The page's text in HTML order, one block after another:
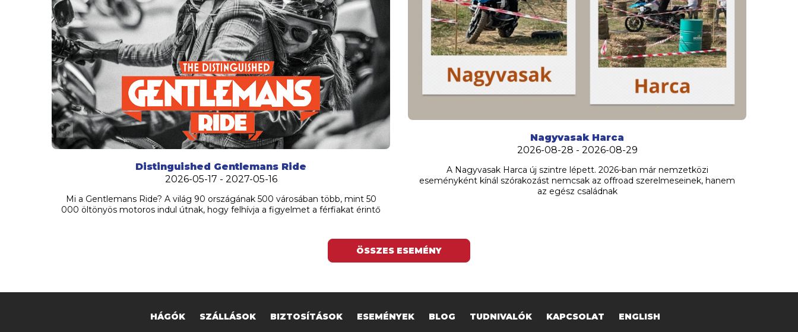
Distinguished Gentlemans Ride
2026-05-17 - 2027-05-16
Mi a Gentlemans Ride? A világ 90 országának 500 városában több, mint 50
000 öltönyös motoros indul útnak, hogy felhívja a figyelmet a férfiakat érintő
Nagyvasak Harca
2026-08-28 - 2026-08-29
A Nagyvasak Harca új szintre lépett. 2026-ban már nemzetközi
eseményként kínál szórakozást nemcsak az offroad szerelmeseinek, hanem
az egész családnak
ÖSSZES ESEMÉNY
HÁGÓK SZÁLLÁSOK BIZTOSÍTÁSOK ESEMÉNYEK BLOG TUDNIVALÓK KAPCSOLAT ENGLISH